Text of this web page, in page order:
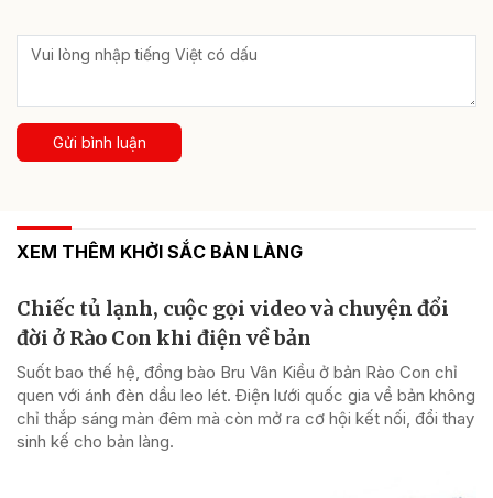
Gửi bình luận
XEM THÊM KHỞI SẮC BẢN LÀNG
Chiếc tủ lạnh, cuộc gọi video và chuyện đổi
đời ở Rào Con khi điện về bản
Suốt bao thế hệ, đồng bào Bru Vân Kiều ở bản Rào Con chỉ
quen với ánh đèn dầu leo lét. Điện lưới quốc gia về bản không
chỉ thắp sáng màn đêm mà còn mở ra cơ hội kết nối, đổi thay
sinh kế cho bản làng.